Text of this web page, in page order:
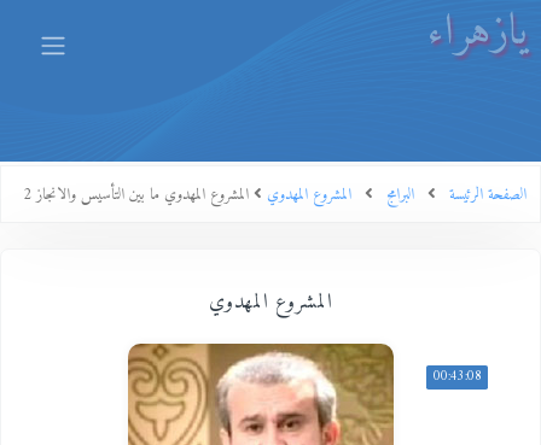
يازهراء
الصفحة الرئيسة البرامج المشروع المهدوي المشروع المهدوي ما بين التأسيس والانجاز 2
المشروع المهدوي
00:43:08